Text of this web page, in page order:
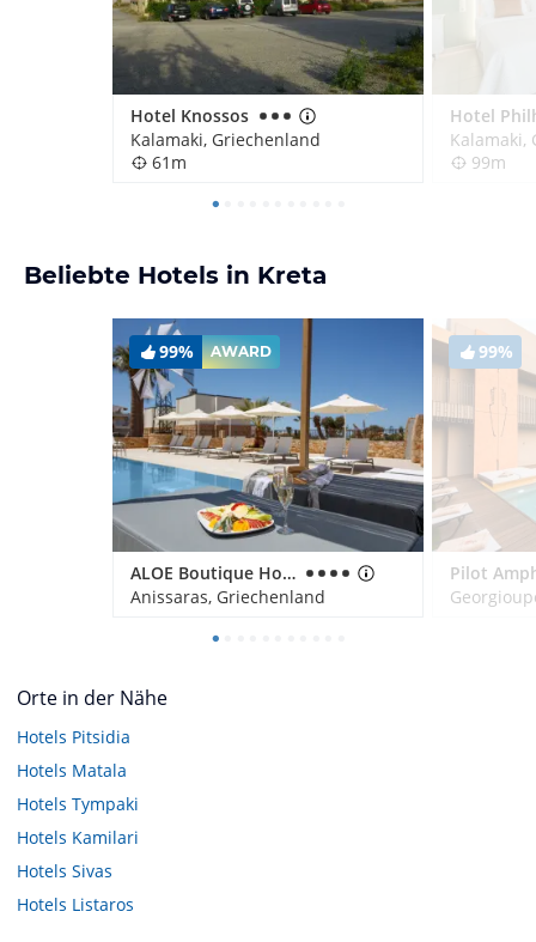
Hotel Knossos
Kalamaki, Griechenland
61m
Hotel
Kalamaki,
99m
Beliebte Hotels in Kreta
99% AWARD
ALOE Boutique Hotel powered by Anissa Beach
Anissaras, Griechenland
99%
Orte in der Nähe
Hotels Pitsidia
Hotels Matala
Hotels Tympaki
Hotels Kamilari
Hotels Sivas
Hotels Listaros